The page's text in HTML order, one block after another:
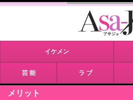
イケメン
芸 能 ラ ブ
メリット